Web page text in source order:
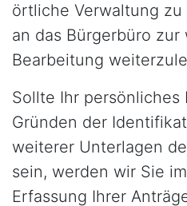
örtliche Verwaltung
an das Bürgerbüro zur
Bearbeitung
Sollte Ihr persönliches
Gründen der
weiterer Unterlagen
sein, werden wir Sie
Erfassung Ihrer